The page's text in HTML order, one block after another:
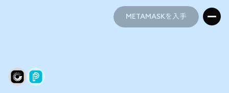
METAMASKを入手